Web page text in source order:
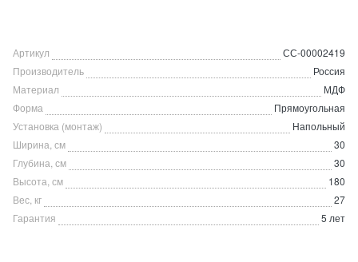
Артикул
СС-00002419
Производитель
Россия
Материал
МДФ
Форма
Прямоугольная
Установка (монтаж)
Напольный
Ширина, см
30
Глубина, см
30
Высота, см
180
Вес, кг
27
Гарантия
5 лет